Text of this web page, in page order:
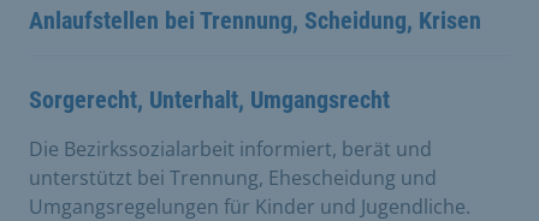
Anlaufstellen bei Trennung, Scheidung, Krisen
Sorgerecht, Unterhalt, Umgangsrecht
Die Bezirkssozialarbeit informiert, berät und
unterstützt bei Trennung, Ehescheidung und
Umgangsregelungen für Kinder und Jugendliche.